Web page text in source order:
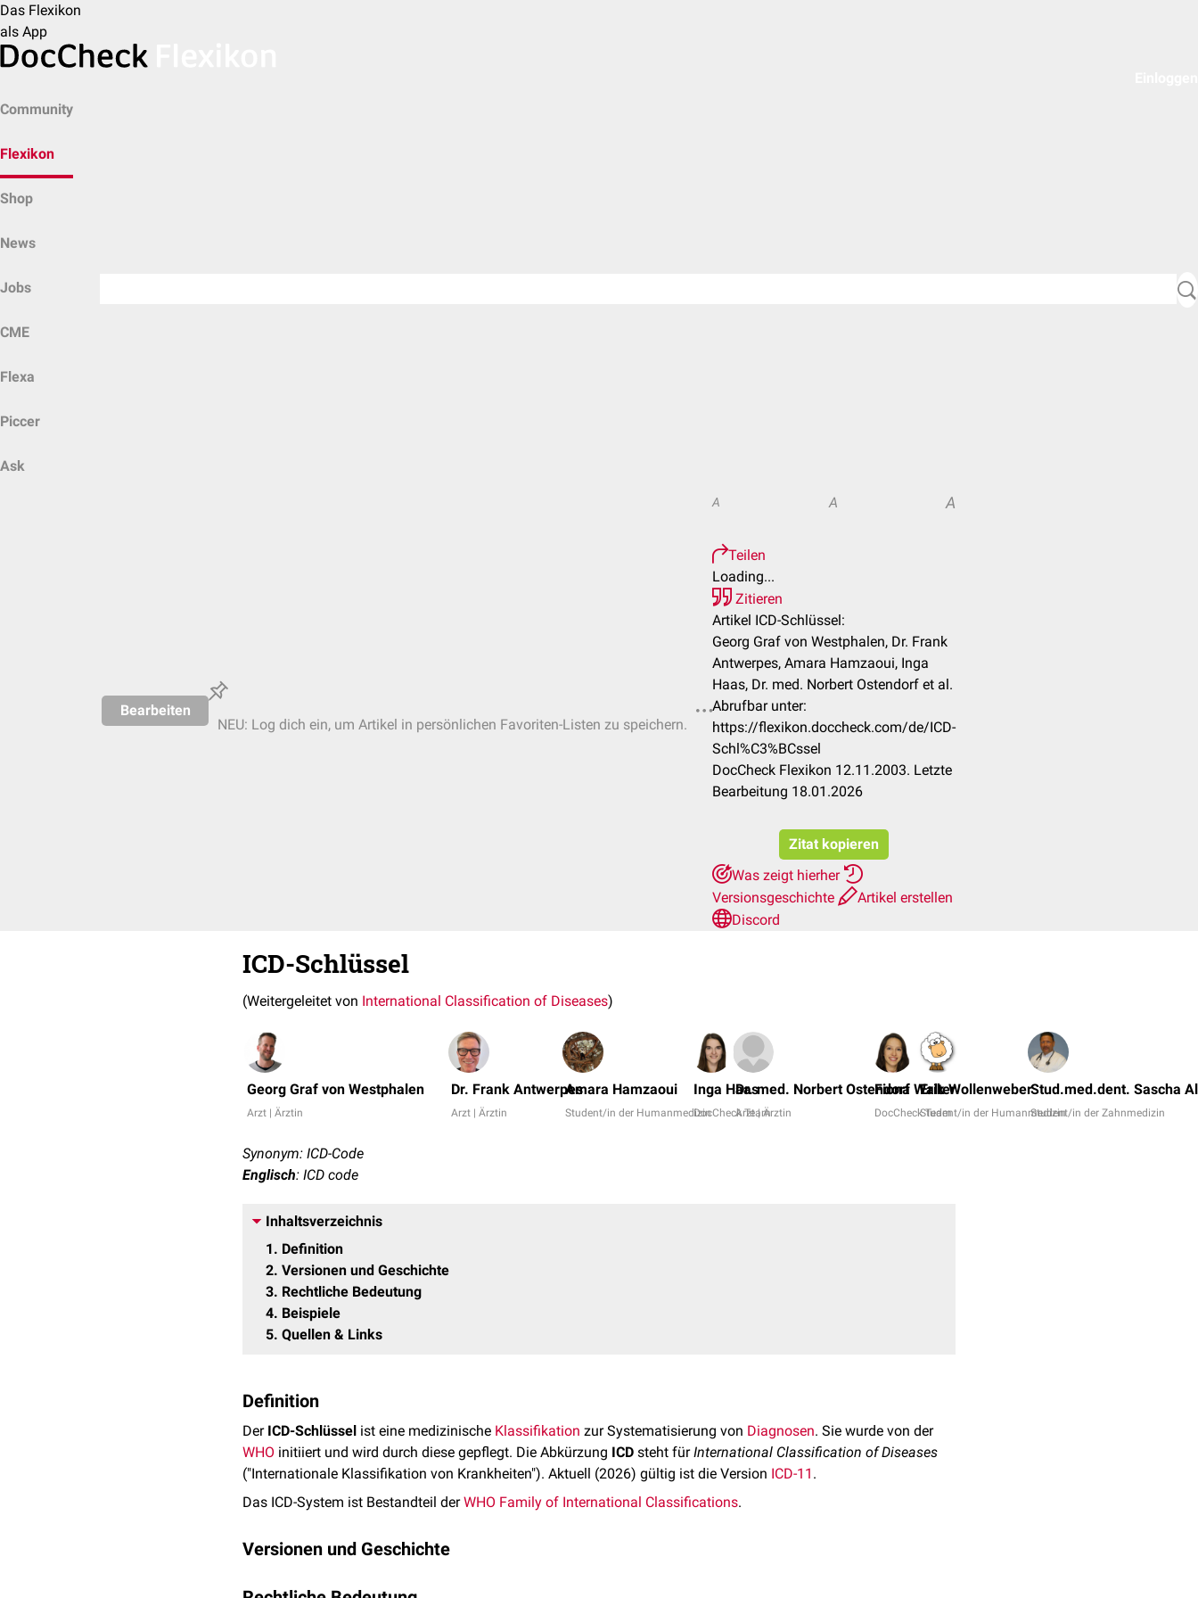
Das Flexikon
als App
Community
Flexikon
Shop
News
Jobs
CME
Flexa
Piccer
Ask
Bearbeiten
NEU: Log dich ein, um Artikel in persönlichen Favoriten-Listen zu speichern.
A A A
Teilen
Loading...
Zitieren
Artikel ICD-Schlüssel:
Georg Graf von Westphalen, Dr. Frank
Antwerpes, Amara Hamzaoui, Inga
Haas, Dr. med. Norbert Ostendorf et al.
Abrufbar unter:
https://flexikon.doccheck.com/de/ICD-
Schl%C3%BCssel
DocCheck Flexikon 12.11.2003. Letzte
Bearbeitung 18.01.2026
Zitat kopieren
Was zeigt hierher
Versionsgeschichte
Artikel erstellen
Discord
ICD-Schlüssel
(Weitergeleitet von International Classification of Diseases)
Georg Graf von Westphalen
Arzt | Ärztin
Dr. Frank Antwerpes
Arzt | Ärztin
Amara Hamzaoui
Student/in der Humanmedizin
Inga Haas
DocCheck Team
Dr. med. Norbert Ostendorf
Arzt | Ärztin
Fiona Walter
DocCheck Team
Erik Wollenweber
Student/in der Humanmedizin
Stud.med.dent. Sascha
Student/in der Zahnmedizin
Synonym: ICD-Code
Englisch: ICD code
Inhaltsverzeichnis
1
Definition
2 Versionen und Geschichte
3 Rechtliche Bedeutung
4 Beispiele
5 Quellen & Links
Definition
Der ICD-Schlüssel ist eine medizinische Klassifikation zur Systematisierung von Diagnosen. Sie wurde von der
WHO initiiert und wird durch diese gepflegt. Die Abkürzung ICD steht fürInternational Classification of Diseases
("Internationale Klassifikation von Krankheiten"). Aktuell (2026) gültig ist die Version ICD-11 .
Das ICD-System ist Bestandteil derWHO Family of International Classifications.
Versionen und Geschichte